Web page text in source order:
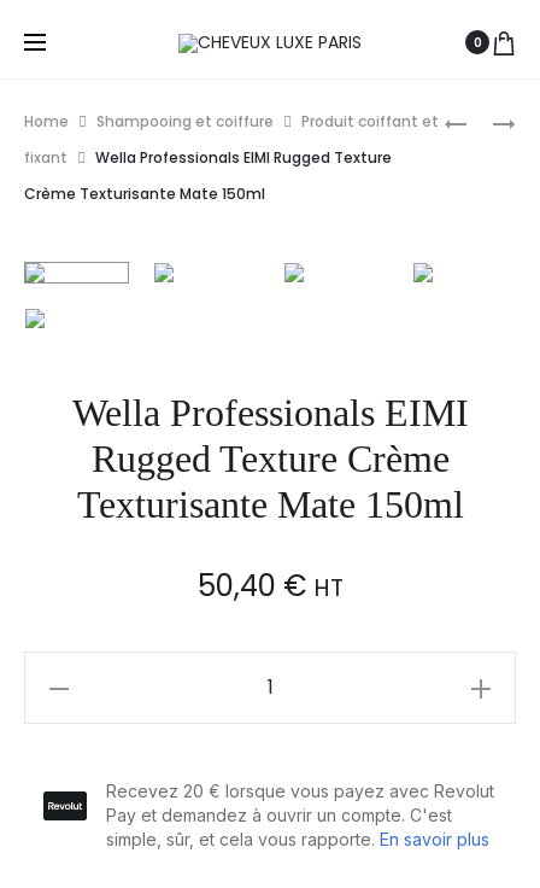
0
WELLA
WELLA
Home Shampooing et coiffure
Produit coiffant et
fixant
Wella Professionals EIMI Rugged Texture
Crème Texturisante Mate 150ml
Wella Professionals EIMI
Rugged Texture Crème
Texturisante Mate 150ml
50,40 € HT
Texture